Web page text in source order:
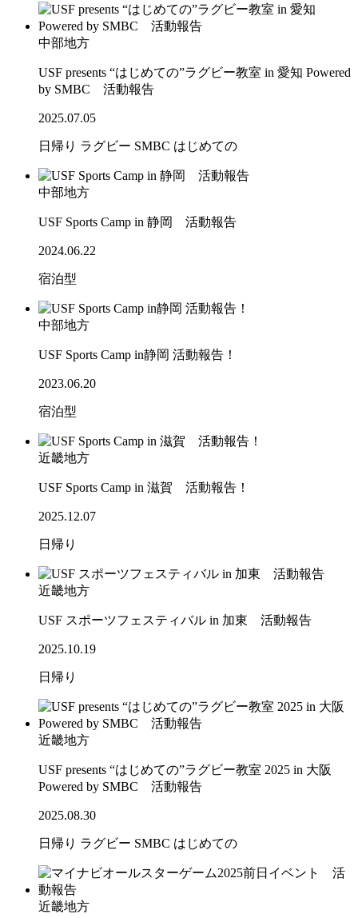
中部地方
USF presents “はじめての”ラグビー教室 in 愛知 Powered
by SMBC 活動報告
2025.07.05
日帰り ラグビー SMBC はじめての
中部地方
USF Sports Camp in 静岡 活動報告
2024.06.22
宿泊型
中部地方
USF Sports Camp in静岡 活動報告！
2023.06.20
宿泊型
近畿地方
USF Sports Camp in 滋賀 活動報告！
2025.12.07
日帰り
近畿地方
USF スポーツフェスティバル in 加東 活動報告
2025.10.19
日帰り
近畿地方
USF presents “はじめての”ラグビー教室 2025 in 大阪
Powered by SMBC 活動報告
2025.08.30
日帰り ラグビー SMBC はじめての
近畿地方